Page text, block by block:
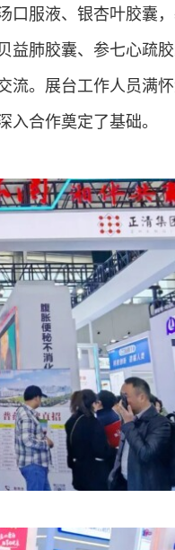
口服液、银杏叶胶囊
肺胶囊、参七心疏胶
流。展台工作人员满
合作奠定了基础。